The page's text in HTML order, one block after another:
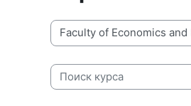
Категории курсов
Поиск курса